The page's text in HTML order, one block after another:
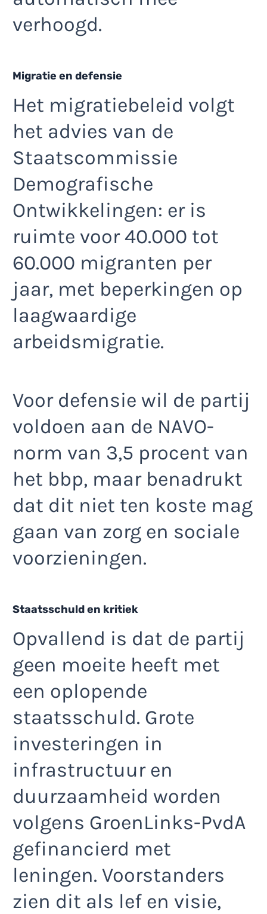
verhoogd.
Migratie en defensie
Het migratiebeleid volgt
het advies van de
Staatscommissie
Demografische
Ontwikkelingen: er is
ruimte voor 40.000 tot
60.000 migranten per
jaar, met beperkingen op
laagwaardige
arbeidsmigratie.
Voor defensie wil de partij
voldoen aan de NAVO-
norm van 3,5 procent van
het bbp, maar benadrukt
dat dit niet ten koste mag
gaan van zorg en sociale
voorzieningen.
Staatsschuld en kritiek
Opvallend is dat de partij
geen moeite heeft met
een oplopende
staatsschuld. Grote
investeringen in
infrastructuur en
duurzaamheid worden
volgens GroenLinks-PvdA
gefinancierd met
leningen. Voorstanders
zien dit als lef en visie,